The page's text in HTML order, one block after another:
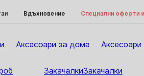
Вдъхновение Специални оферти
Аксесоари за дома Аксесоари
ЗакачалкиЗакачалки